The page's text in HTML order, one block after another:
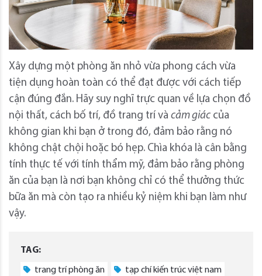
Xây dựng một phòng ăn nhỏ vừa phong cách vừa
tiện dụng hoàn toàn có thể đạt được với cách tiếp
cận đúng đắn. Hãy suy nghĩ trực quan về lựa chọn đồ
nội thất, cách bố trí, đồ trang trí và cảm giác của
không gian khi bạn ở trong đó, đảm bảo rằng nó
không chật chội hoặc bó hẹp. Chìa khóa là cân bằng
tính thực tế với tính thẩm mỹ, đảm bảo rằng phòng
ăn của bạn là nơi bạn không chỉ có thể thưởng thức
bữa ăn mà còn tạo ra nhiều kỷ niệm khi bạn làm như
vậy.
TAG:
trang trí phòng ăn tạp chí kiến trúc việt nam